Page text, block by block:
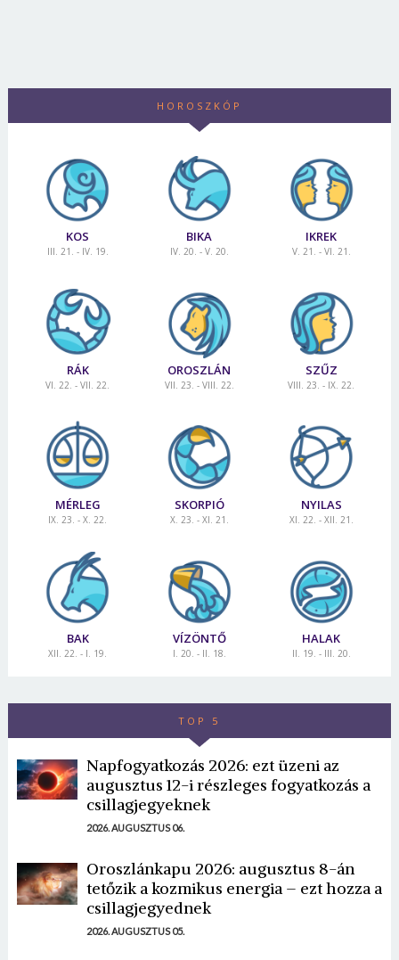
HOROSZKÓP
KOS
III. 21. - IV. 19.
BIKA
IV. 20. - V. 20.
IKREK
V. 21. - VI. 21.
RÁK
VI. 22. - VII. 22.
OROSZLÁN
VII. 23. - VIII. 22.
SZŰZ
VIII. 23. - IX. 22.
MÉRLEG
IX. 23. - X. 22.
SKORPIÓ
X. 23. - XI. 21.
NYILAS
XI. 22. - XII. 21.
BAK
XII. 22. - I. 19.
VÍZÖNTŐ
I. 20. - II. 18.
HALAK
II. 19. - III. 20.
TOP 5
Napfogyatkozás 2026: ezt üzeni az
augusztus 12-i részleges fogyatkozás a
csillagjegyeknek
2026. AUGUSZTUS 06.
Oroszlánkapu 2026: augusztus 8-án
tetőzik a kozmikus energia – ezt hozza a
csillagjegyednek
2026. AUGUSZTUS 05.
Mégse Bejelentkezés